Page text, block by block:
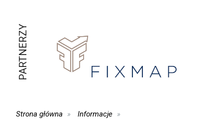
PARTNERZY
Strona główna
Informacje